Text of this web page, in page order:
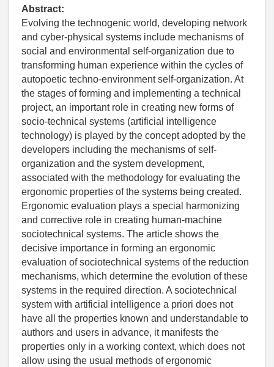
Abstract:
Evolving the technogenic world, developing network
and cyber-physical systems include mechanisms of
social and environmental self-organization due to
transforming human experience within the cycles of
autopoetic techno-environment self-organization. At
the stages of forming and implementing a technical
project, an important role in creating new forms of
socio-technical systems (artificial intelligence
technology) is played by the concept adopted by the
developers including the mechanisms of self-
organization and the system development,
associated with the methodology for evaluating the
ergonomic properties of the systems being created.
Ergonomic evaluation plays a special harmonizing
and corrective role in creating human-machine
sociotechnical systems. The article shows the
decisive importance in forming an ergonomic
evaluation of sociotechnical systems of the reduction
mechanisms, which determine the evolution of these
systems in the required direction. A sociotechnical
system with artificial intelligence a priori does not
have all the properties known and understandable to
authors and users in advance, it manifests the
properties only in a working context, which does not
allow using the usual methods of ergonomic